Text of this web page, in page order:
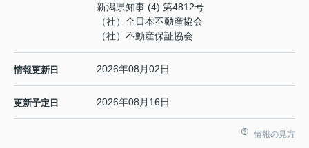
新潟県知事 (4) 第4812号
（社）全日本不動産協会
（社）不動産保証協会
情報更新日 2026年08月02日
更新予定日 2026年08月16日
情報の見方